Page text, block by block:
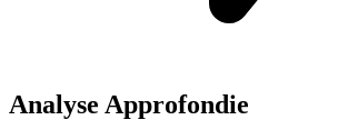
Analyse Approfondie